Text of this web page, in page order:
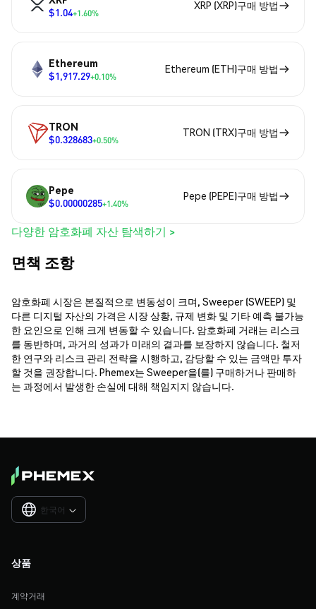
$1.04+1.60%
XRP (XRP)구매 방법
Ethereum
$1,917.29+0.10%
Ethereum (ETH)구매 방법
TRON
$0.328683+0.50%
TRON (TRX)구매 방법
Pepe
$0.00000285+1.40%
Pepe (PEPE)구매 방법
다양한 암호화폐 자산 탐색하기 >
면책 조항
암호화폐 시장은 본질적으로 변동성이 크며, Sweeper (SWEEP) 및
다른 디지털 자산의 가격은 시장 상황, 규제 변화 및 기타 예측 불가능
한 요인으로 인해 크게 변동할 수 있습니다. 암호화폐 거래는 리스크
를 동반하며, 과거의 성과가 미래의 결과를 보장하지 않습니다. 철저
한 연구와 리스크 관리 전략을 시행하고, 감당할 수 있는 금액만 투자
할 것을 권장합니다. Phemex는 Sweeper을(를) 구매하거나 판매하
는 과정에서 발생한 손실에 대해 책임지지 않습니다.
한국어 
상품
계약거래